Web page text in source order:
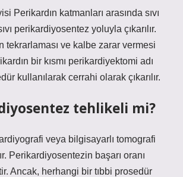
Perikardın katmanları arasında sıvı
perikardiyosentez yoluyla çıkarılır.
tekrarlaması ve kalbe zarar vermesi
bir kısmı perikardiyektomi adı
kullanılarak cerrahi olarak çıkarılır.
tehlikeli mi?
veya bilgisayarlı tomografi
Perikardiyosentezin başarı oranı
Ancak, herhangi bir tıbbi prosedür